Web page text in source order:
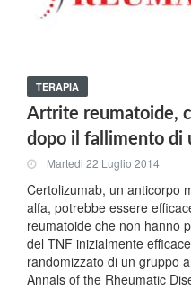
TERAPIA
Artrite reumatoide,
dopo il fallimento di
Martedi 22 Luglio 2014
Certolizumab, un anticorpo
alfa, potrebbe essere
reumatoide che non hanno
del TNF inizialmente
randomizzato di un gruppo
Annals of the Rheumatic